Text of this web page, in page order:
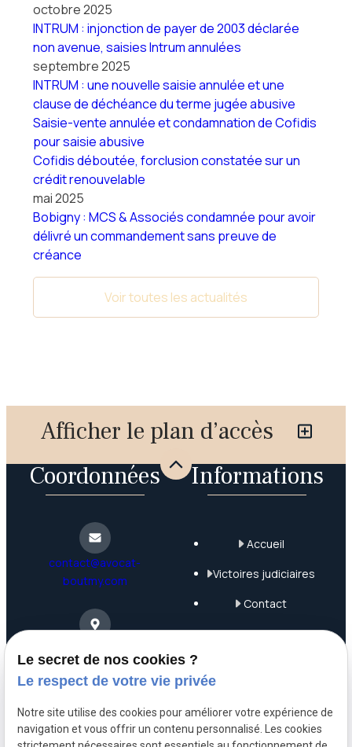
octobre 2025
INTRUM : injonction de payer de 2003 déclarée
non avenue, saisies Intrum annulées
septembre 2025
INTRUM : une nouvelle saisie annulée et une
clause de déchéance du terme jugée abusive
Saisie-vente annulée et condamnation de Cofidis
pour saisie abusive
Cofidis déboutée, forclusion constatée sur un
crédit renouvelable
mai 2025
Bobigny : MCS & Associés condamnée pour avoir
délivré un commandement sans preuve de
créance
Voir toutes les actualités
Afficher le plan d’accès
Coordonnées
contact@avocat-
boutmy.com
75012 Paris
06 63 68 71 99
Informations
Accueil
Victoires judiciaires
Contact
Politique de
confidentialité
Le secret de nos cookies ?
Le respect de votre vie privée
Notre site utilise des cookies pour améliorer votre expérience de
navigation et vous offrir un contenu personnalisé. Les cookies